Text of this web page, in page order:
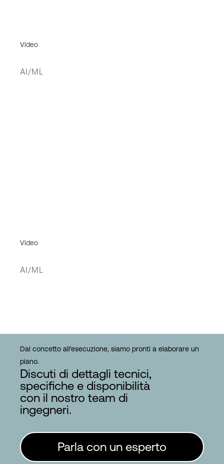
Video
AI/ML
Video
AI/ML
Dal concetto all'esecuzione, siamo pronti a elaborare un
piano.
Discuti di dettagli tecnici,
specifiche e disponibilità
con il nostro team di
ingegneri.
Parla con un esperto